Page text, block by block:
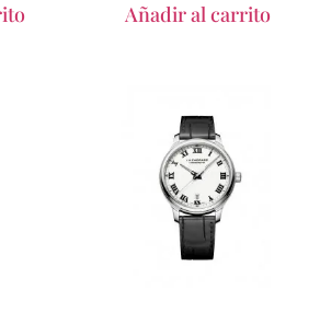
Añadir al carrito